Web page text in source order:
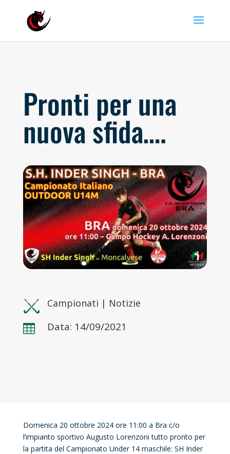
Pronti per una
nuova sfida….
Campionati | Notizie
 Data: 14/09/2021
Domenica 20 ottobre 2024 ore 11:00 a Bra c/o
l’impianto sportivo Augusto Lorenzoni tutto pronto per
la partita del Campionato Under 14 maschile: SH Inder